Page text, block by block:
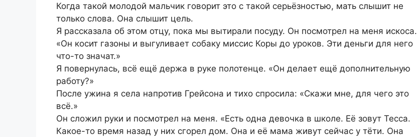
Когда такой молодой мальчик говорит это с такой серьёзностью, мать слышит не
только слова. Она слышит цель.
Я рассказала об этом отцу, пока мы вытирали посуду. Он посмотрел на меня искоса.
«Он косит газоны и выгуливает собаку миссис Коры до уроков. Эти деньги для него
что-то значат.»
Я повернулась, всё ещё держа в руке полотенце. «Он делает ещё дополнительную
работу?»
После ужина я села напротив Грейсона и тихо спросила: «Скажи мне, для чего это
всё.»
Он сложил руки и посмотрел на меня. «Есть одна девочка в школе. Её зовут Тесса.
Какое-то время назад у них сгорел дом. Она и её мама живут сейчас у тёти. Она